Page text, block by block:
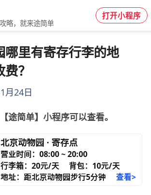
略，就来途简单
打开小程序
哪里有寄存行李的地
？
月24日
途简单】小程序可以查看。
北京动物园 · 寄存点
营业时间：08:00 ~ 20:00
行李箱：20元/天
背包：10元/天
地址：距北京动物园步行5分钟
查看>